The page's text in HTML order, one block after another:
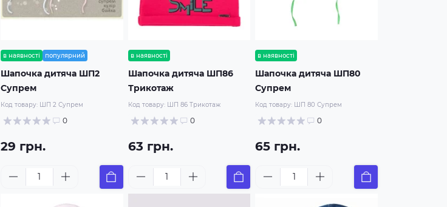
в наявності популярний
Шапочка дитяча ШП2
Супрем
Код товару: ШП 2 Супрем
0
29 грн.
в наявності
Шапочка дитяча ШП86
Трикотаж
Код товару: ШП 86 Трикотаж
0
63 грн.
в наявності
Шапочка дитяча ШП80
Супрем
Код товару: ШП 80 Супрем
0
65 грн.